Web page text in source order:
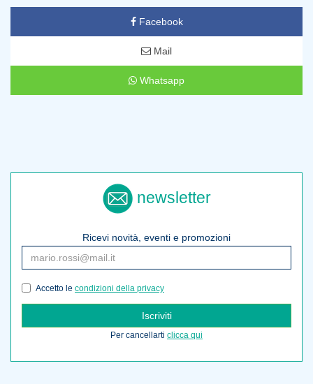
Facebook
Mail
Whatsapp
newsletter
Ricevi novità, eventi e promozioni
Accetto le condizioni della privacy
Iscriviti
Per cancellarti clicca qui